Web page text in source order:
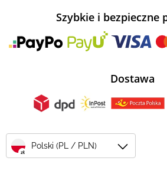
Szybkie i bezpieczne
Dostawa
zł
Polski (PL / PLN)